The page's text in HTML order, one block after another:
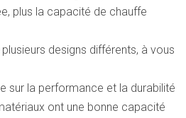
plus la capacité de chauffe
designs différents, à vous
sur la performance et la durabilité
ont une bonne capacité